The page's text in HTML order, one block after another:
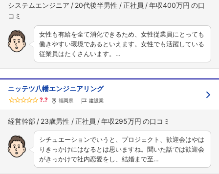
システムエンジニア 20代後半男性 正社員 年収400万円
女性も有給を全て消化できるため、女性従業員にとっても
働きやすい環境であるといえます。女性でも活躍している
従業員はたくさんいます。…
ニッテツ八幡エンジニアリング
?.? 福岡県 建設業
経営幹部 23歳男性 正社員 年収295万円
シチュエーションでいうと、プロジェクト、歓迎会はやは
りきっかけにはなるとは思いますね。聞いた話では歓迎会
がきっかけで社内恋愛をし、結婚まで至…